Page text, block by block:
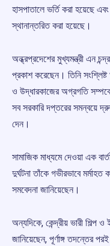
হাসপাতালে ভর্তি করা হয়েছে
স্থানান্তরিত করা হয়েছে।
অন্ধ্রপ্রদেশের মুখ্যমন্ত্রী এন
প্রকাশ করেছেন। তিনি সংশ্লিষ্ট
ও উদ্ধারকাজের অগ্রগতি
সব সরকারি দপ্তরের সমন্বয়ে
দেন।
সামাজিক মাধ্যমে দেওয়া এক
দুর্ঘটনা তাঁকে গভীরভাবে
সমবেদনা জানিয়েছেন।
অন্যদিকে, কেন্দ্রীয় ভারী শিল্প ও
জানিয়েছেন, পূর্ণাঙ্গ তদন্তের